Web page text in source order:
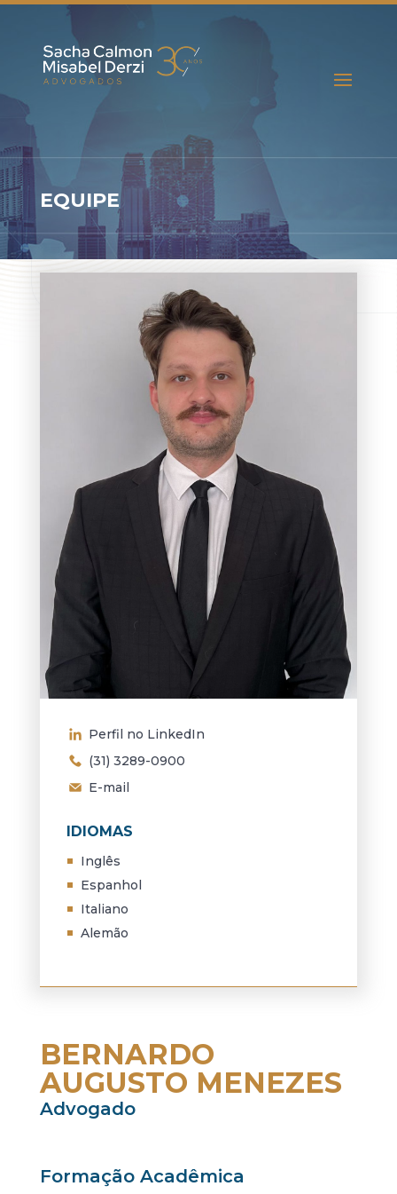
EQUIPE
Perfil no LinkedIn
(31) 3289-0900
E-mail
IDIOMAS
Inglês
Espanhol
Italiano
Alemão
BERNARDO
AUGUSTO MENEZES
Advogado
Formação Acadêmica